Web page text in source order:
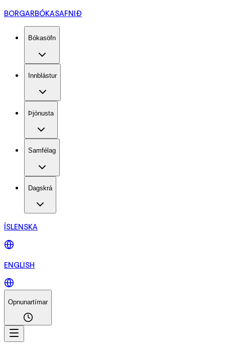
BORGARBÓKASAFNIÐ
Bókasöfn
Innblástur
Þjónusta
Samfélag
Dagskrá
ÍSLENSKA
ENGLISH
Opnunartímar